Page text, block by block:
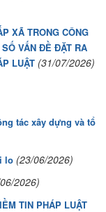
XÃ TRONG CÔNG
VẤN ĐỀ ĐẶT RA
LUẬT (31/07/2026)
tác xây dựng và tổ
lo (23/06/2026)
2026)
TIN PHÁP LUẬT